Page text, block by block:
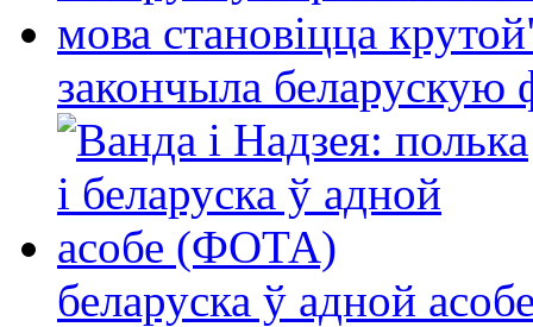
закончыла беларускую
беларуска ў адной